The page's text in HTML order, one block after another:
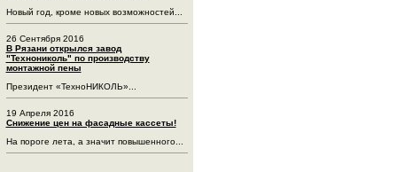
Новый год, кроме новых возможностей...
26 Сентября 2016
В Рязани открылся завод
"Технониколь" по производству
монтажной пены
Президент «ТехноНИКОЛЬ»...
19 Апреля 2016
Снижение цен на фасадные кассеты!
На пороге лета, а значит повышенного...